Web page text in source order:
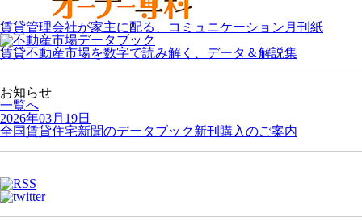
賃貸管理会社が家主に配る、コミュニケーション月刊紙
賃貸不動産市場を数字で読み解く、データ＆解説集
お知らせ
一覧へ
2026年03月19日
全国賃貸住宅新聞のデータブック新刊購入のご案内